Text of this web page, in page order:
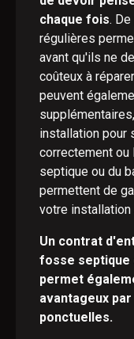
chaque fois.
régulières
avant qu'ils ne
coûteux à
peuvent
installation pour
correctement
septique ou du
permettent de
votre installation
Un contrat
fosse septique
permet
avantageux
ponctuelles.